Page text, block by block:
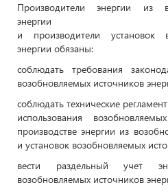
Производители энергии из
энергии
и производители установок
энергии обязаны:
соблюдать требования
возобновляемых источников
соблюдать технические
использования
производстве энергии из
и установок возобновляемых
вести раздельный учет
возобновляемых источников